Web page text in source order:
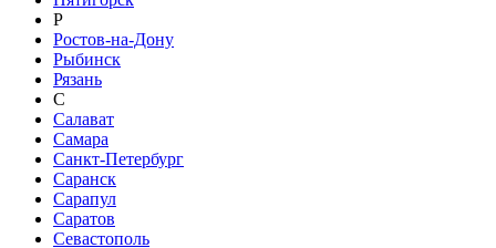
Р
Ростов-на-Дону
Рыбинск
Рязань
С
Салават
Самара
Санкт-Петербург
Саранск
Сарапул
Саратов
Севастополь